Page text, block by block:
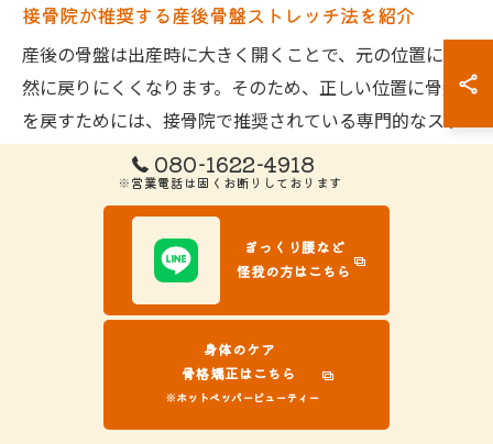
接骨院が推奨する産後骨盤ストレッチ法を紹介
産後の骨盤は出産時に大きく開くことで、元の位置に自
然に戻りにくくなります。そのため、正しい位置に骨盤
を戻すためには、接骨院で推奨されている専門的なスト
レッチ法を取り入れることが重要です。
接骨院では、骨盤周囲の筋肉や関節に無理な負担をかけ
ず、産後の体に配慮したストレッチが指導されます。例
えば、仰向けで膝を立てて左右に倒す動きや、骨盤底筋
を意識した呼吸と連動したストレッチなどが代表的で
これらのストレッチを定期的に行うことで、骨盤の歪み
を軽減し、腰痛や体型の崩れを予防できます。産後の体
080-1622-4918
※営業電話は固くお断りしております
ぎっくり腰など
怪我の方はこちら
身体のケア
骨格矯正はこちら
※ホットペッパービューティー